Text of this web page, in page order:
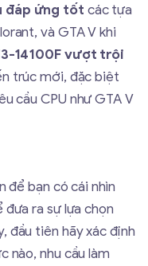
đáp ứng tốt các tựa
và GTA V khi
14100F vượt trội
trúc mới, đặc biệt
cầu CPU như GTA V
để bạn có cái nhìn
đưa ra sự lựa chọn
đầu tiên hãy xác định
nào, nhu cầu làm